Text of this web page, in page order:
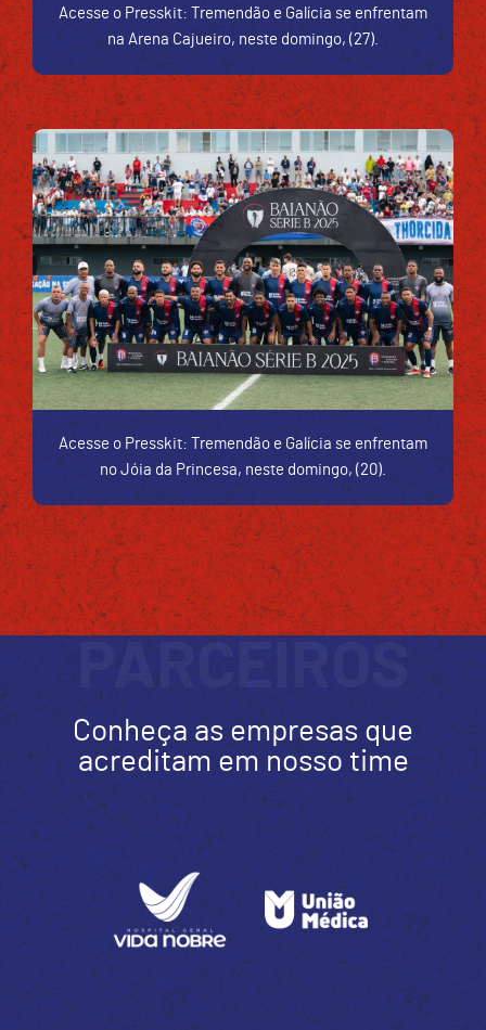
Acesse o Presskit: Tremendão e Galícia se enfrentam
na Arena Cajueiro, neste domingo, (27).
Acesse o Presskit: Tremendão e Galícia se enfrentam
no Jóia da Princesa, neste domingo, (20).
PARCEIROS
Conheça as empresas que
acreditam em nosso time